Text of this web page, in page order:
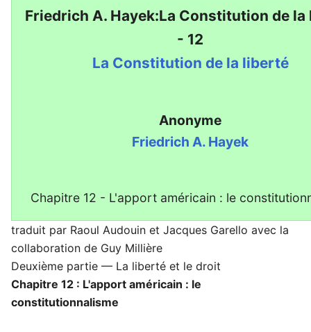
Friedrich A. Hayek:La Constitution de
- 12
La Constitution de la liberté
Anonyme
Friedrich A. Hayek
Chapitre 12 - L'apport américain : le
traduit par Raoul Audouin et Jacques Garello avec la
collaboration de Guy Millière
Deuxième partie — La liberté et le droit
Chapitre 12 : L'apport américain : le
constitutionnalisme